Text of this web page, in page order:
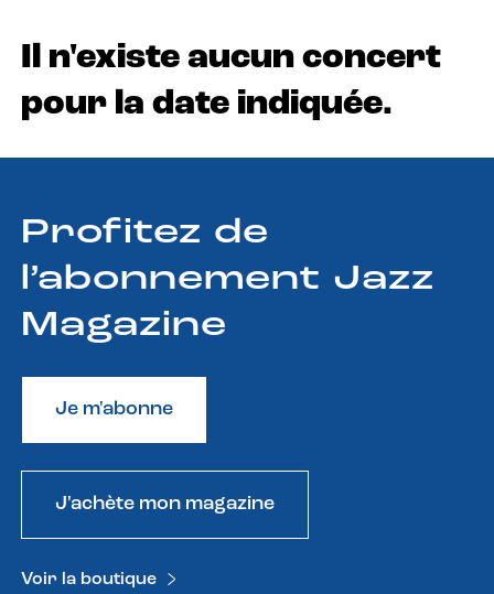
Il n'existe aucun concert
pour la date indiquée.
Profitez de
l’abonnement Jazz
Magazine
Je m'abonne
J'achète mon magazine
Voir la boutique